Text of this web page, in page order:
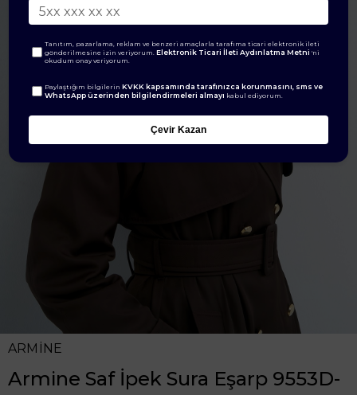
ARMİNE
Armine Saf İpek Sura Eşarp 9553D-
Tanıtım, pazarlama, reklam ve benzeri amaçlarla tarafıma ticari elektronik ileti
gönderilmesine izin veriyorum.Elektronik Ticari İleti Aydınlatma Metni 'ni
okudum onay veriyorum.
Paylaştığım bilgilerinKVKK kapsamında tarafınızca korunmasını, sms ve
WhatsApp üzerinden bilgilendirmeleri almayı kabul ediyorum.
Çevir Kazan